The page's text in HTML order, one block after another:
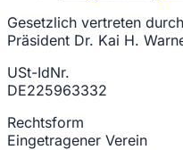
Gesetzlich vertreten durch
Präsident Dr. Kai H.
USt-IdNr.
DE225963332
Rechtsform
Eingetragener Verein